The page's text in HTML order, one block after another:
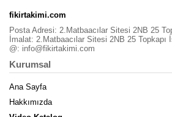
fikirtakimi.com
Posta Adresi: 2.Matbaacılar Sitesi 2NB 25
İmalat: 2.Matbaacılar Sitesi 2NB 25 Topkapı
@: info@fikirtakimi.com
Kurumsal
Ana Sayfa
Hakkımızda